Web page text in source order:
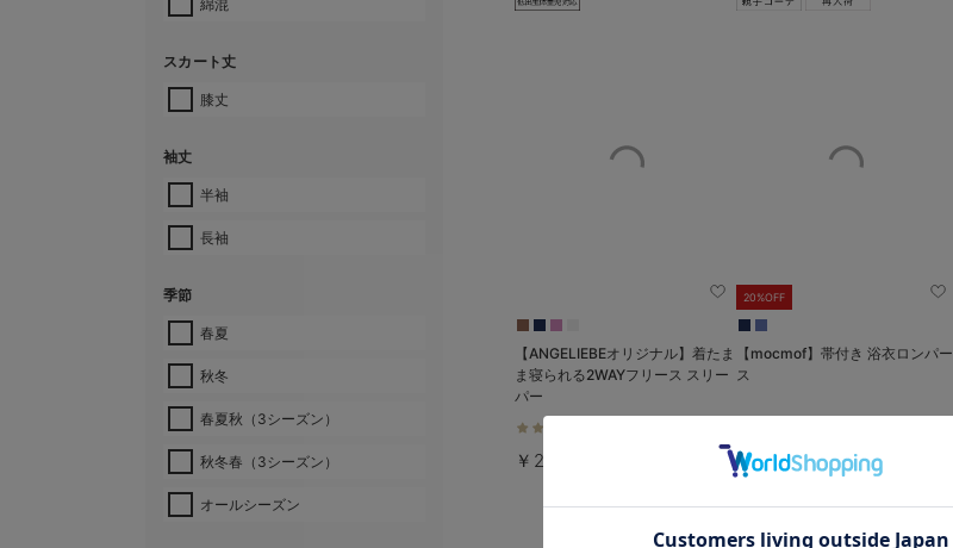
綿混
スカート丈
膝丈
袖丈
半袖
長袖
季節
春夏
秋冬
春夏秋（3シーズン）
秋冬春（3シーズン）
オールシーズン
【ANGELIEBEオリジナル】着たま
ま寝られる2WAYフリース スリー
パー
￥2,990
20%OFF
【mocmof】帯付き 浴衣ロンパー
ス
お気に入り商品を確認する